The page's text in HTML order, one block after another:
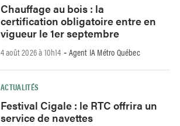
Chauffage au bois : la
certification obligatoire entre en
vigueur le 1er septembre
4 août 2026 à 10h14 - Agent IA Métro Québec
ACTUALITÉS
Festival Cigale : le RTC offrira un
service de navettes